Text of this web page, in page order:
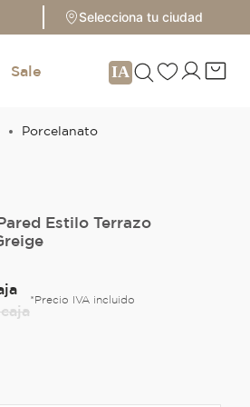
Selecciona tu ciudad
Sale
Porcelanato
Estilo Terrazo
*Precio IVA incluido